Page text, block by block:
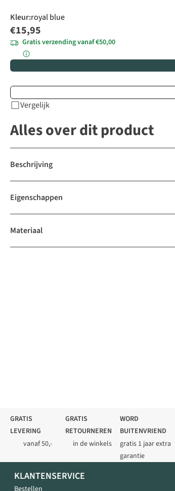
Kleur:royal blue
€15,95
Gratis verzending vanaf €50,00
Vergelijk
Alles over dit product
Beschrijving
Eigenschappen
Materiaal
GRATIS
LEVERING
vanaf 50,-
GRATIS
RETOURNEREN
in de winkels
WORD
BUITENVRIEND
gratis 1 jaar extra
garantie
KLANTENSERVICE